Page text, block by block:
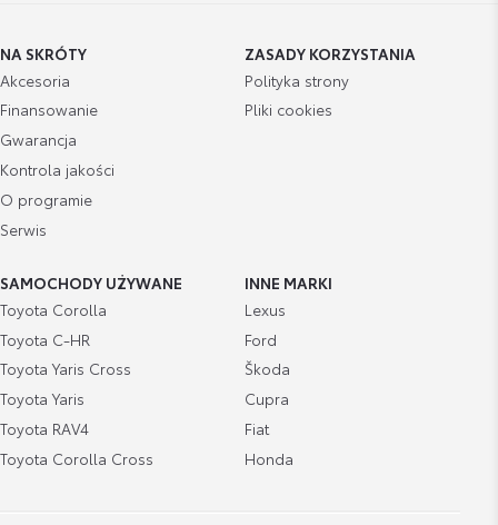
NA SKRÓTY
Akcesoria
Finansowanie
Gwarancja
Kontrola jakości
O programie
Serwis
ZASADY KORZYSTANIA
Polityka strony
Pliki cookies
SAMOCHODY UŻYWANE
Toyota Corolla
Toyota C-HR
Toyota Yaris Cross
Toyota Yaris
Toyota RAV4
Toyota Corolla Cross
INNE MARKI
Lexus
Ford
Škoda
Cupra
Fiat
Honda